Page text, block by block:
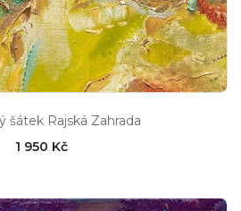
šátek Rajská Zahrada
1 950 Kč